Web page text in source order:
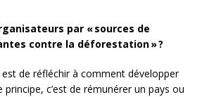
par «sources de
contre la déforestation»?
est de réfléchir à comment développer
c’est de rémunérer un pays ou